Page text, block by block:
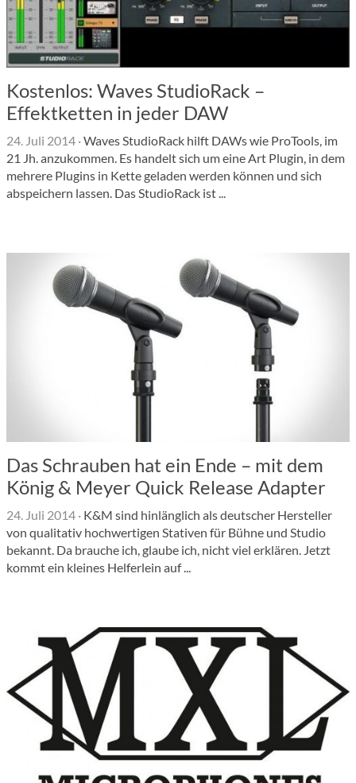
Kostenlos: Waves StudioRack –
Effektketten in jeder DAW
24. Juli 2014 ·Waves StudioRack hilft DAWs wie ProTools, im
21 Jh. anzukommen. Es handelt sich um eine Art Plugin, in dem
mehrere Plugins in Kette geladen werden können und sich
abspeichern lassen. Das StudioRack ist ...
Das Schrauben hat ein Ende – mit dem
König & Meyer Quick Release Adapter
24. Juli 2014 · K&M sind hinlänglich als deutscher Hersteller
von qualitativ hochwertigen Stativen für Bühne und Studio
bekannt. Da brauche ich, glaube ich, nicht viel erklären. Jetzt
kommt ein kleines Helferlein auf ...